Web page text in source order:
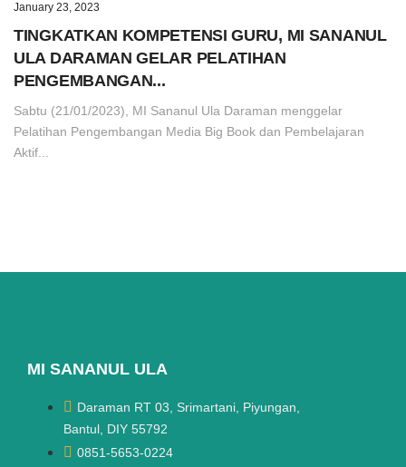
January 23, 2023
TINGKATKAN KOMPETENSI GURU, MI SANANUL
ULA DARAMAN GELAR PELATIHAN
PENGEMBANGAN...
Sabtu (21/01/2023), MI Sananul Ula Daraman menggelar
Pelatihan Pengembangan Media Big Book dan Pembelajaran
Aktif...
MI SANANUL ULA
Daraman RT 03, Srimartani, Piyungan,
Bantul, DIY 55792
0851-5653-0224